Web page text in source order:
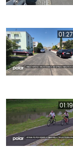
01:27
01:19